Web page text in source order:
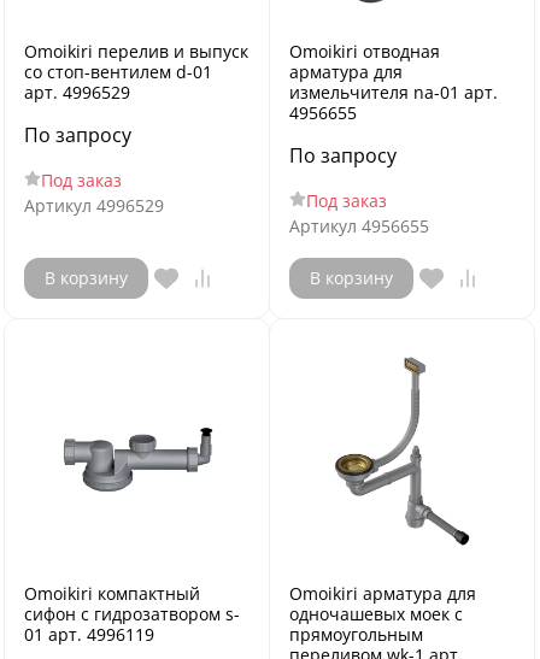
Omoikiri перелив и выпуск
со стоп-вентилем d-01
арт. 4996529
По запросу
Под заказ
Артикул 4996529
В корзину
Omoikiri отводная
арматура для
измельчителя na-01 арт.
4956655
По запросу
Под заказ
Артикул 4956655
В корзину
Omoikiri компактный
сифон с гидрозатвором s-
01 арт. 4996119
Omoikiri арматура для
одночашевых моек с
прямоугольным